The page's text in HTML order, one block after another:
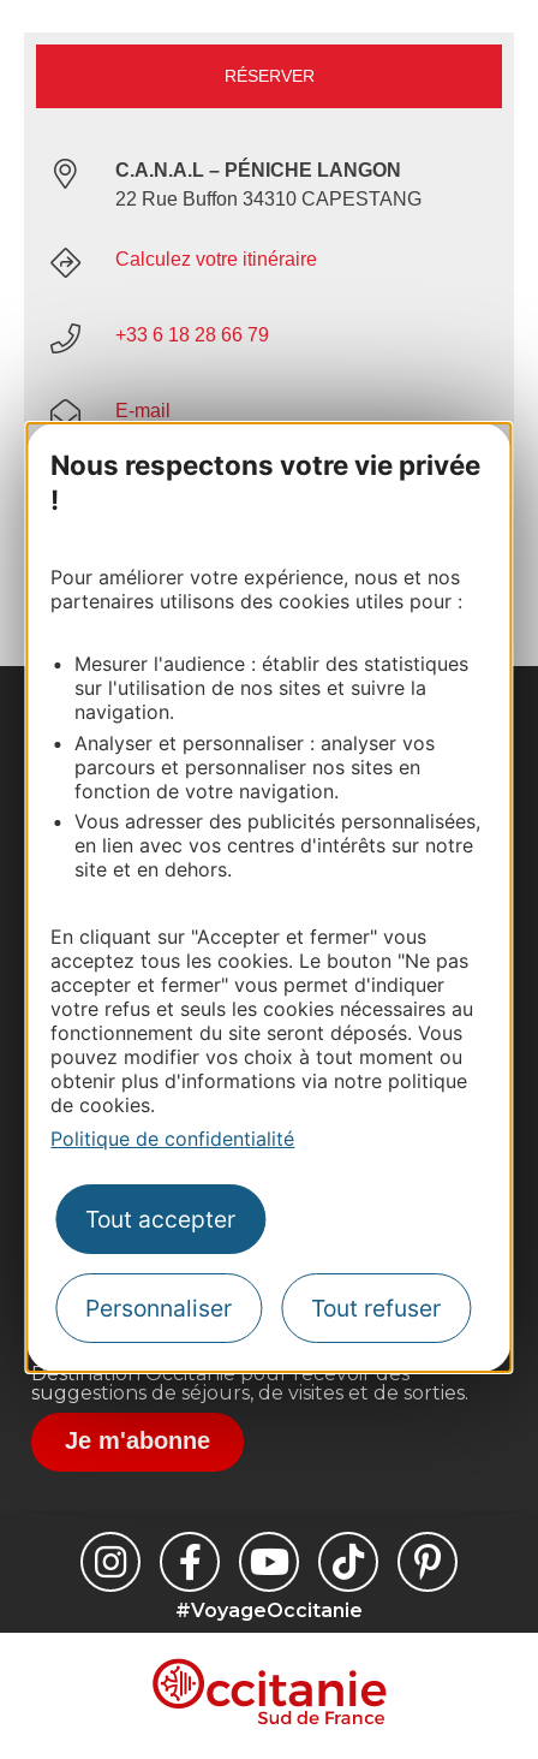
Nous respectons votre vie privée
!
Pour améliorer votre expérience, nous et nos
partenaires utilisons des cookies utiles pour :
Mesurer l'audience : établir des statistiques
sur l'utilisation de nos sites et suivre la
navigation.
Analyser et personnaliser : analyser vos
parcours et personnaliser nos sites en
fonction de votre navigation.
Vous adresser des publicités personnalisées,
en lien avec vos centres d'intérêts sur notre
site et en dehors.
En cliquant sur "Accepter et fermer" vous
acceptez tous les cookies. Le bouton "Ne pas
accepter et fermer" vous permet d'indiquer
votre refus et seuls les cookies nécessaires au
fonctionnement du site seront déposés. Vous
pouvez modifier vos choix à tout moment ou
obtenir plus d'informations via notre politique
de cookies.
Politique de confidentialité
Tout accepter
Personnaliser Tout refuser
RÉSERVER
C.A.N.A.L – PÉNICHE LANGON
22 Rue Buffon 34310 CAPESTANG
Calculez votre itinéraire
+33 6 18 28 66 79
E-mail
Site internet
AU CARNET
Nous contacter
Carte interactive
Documentation
Thermalisme
Pros d'Occitanie
Site presse et d'influence
Voyagistes
Destination Sport
Inscrivez-vous à la lettre d'information
Destination Occitanie pour recevoir des
suggestions de séjours, de visites et de sorties.
Je m'abonne
#VoyageOccitanie